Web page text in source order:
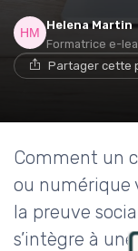
Helena Martin
Formatrice e-
Partager cette
Comment un
ou numérique
la preuve
s’intègre à